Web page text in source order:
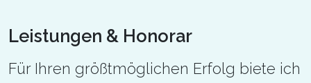
Leistungen & Honorar
Für Ihren größtmöglichen Erfolg biete ich